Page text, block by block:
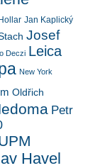
Jan Kaplický
Josef
Deczi Leica
New York
Oldřich
Petr
Havel